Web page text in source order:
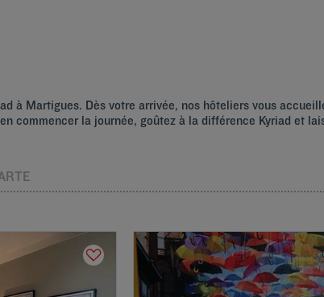
à Martigues. Dès votre arrivée, nos hôteliers vous
commencer la journée, goûtez à la différence Kyriad et